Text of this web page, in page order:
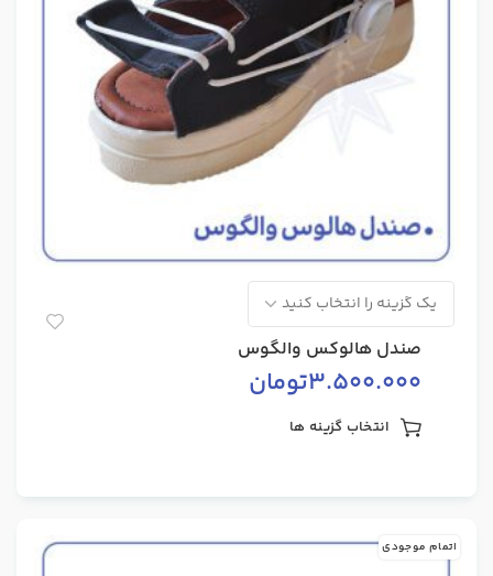
صندل هالوکس والگوس
3.500.000تومان
انتخاب گزینه ها
اتمام موجودی